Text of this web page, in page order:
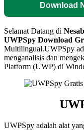
Download
Selamat Datang di
UWPSpy Download
Multilingual.UWPSpy
menganalisis dan
Platform (UWP) di
UWPSpy adalah alat